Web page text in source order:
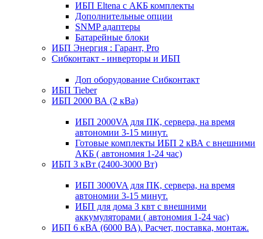
ИБП Eltena с АКБ комплекты
Дополнительные опции
SNMP адаптеры
Батарейные блоки
ИБП Энергия : Гарант, Pro
Сибконтакт - инверторы и ИБП
Доп оборудование Сибконтакт
ИБП Tieber
ИБП 2000 ВА (2 кВа)
ИБП 2000VA для ПК, сервера, на время
автономии 3-15 минут.
Готовые комплекты ИБП 2 кВА с внешними
АКБ ( автономия 1-24 час)
ИБП 3 кВт (2400-3000 Вт)
ИБП 3000VA для ПК, сервера, на время
автономии 3-15 минут.
ИБП для дома 3 квт с внешними
аккумуляторами ( автономия 1-24 час)
ИБП 6 кВА (6000 ВА). Расчет, поставка, монтаж.